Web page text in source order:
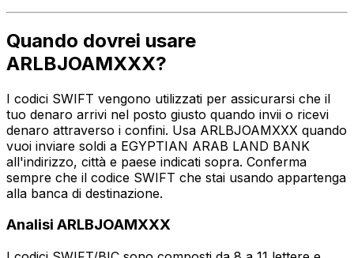
Quando dovrei usare
ARLBJOAMXXX?
I codici SWIFT vengono utilizzati per assicurarsi che il
tuo denaro arrivi nel posto giusto quando invii o ricevi
denaro attraverso i confini. Usa ARLBJOAMXXX quando
vuoi inviare soldi a EGYPTIAN ARAB LAND BANK
all'indirizzo, città e paese indicati sopra. Conferma
sempre che il codice SWIFT che stai usando appartenga
alla banca di destinazione.
Analisi ARLBJOAMXXX